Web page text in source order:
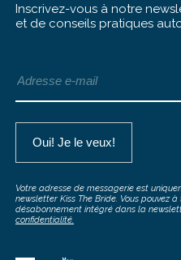
Inscrivez-vous à notre
et de conseils pratiques
Votre adresse de messagerie est
newsletter Kiss The Bride. Vous pouvez
désabonnement intégré dans la
confidentialité.